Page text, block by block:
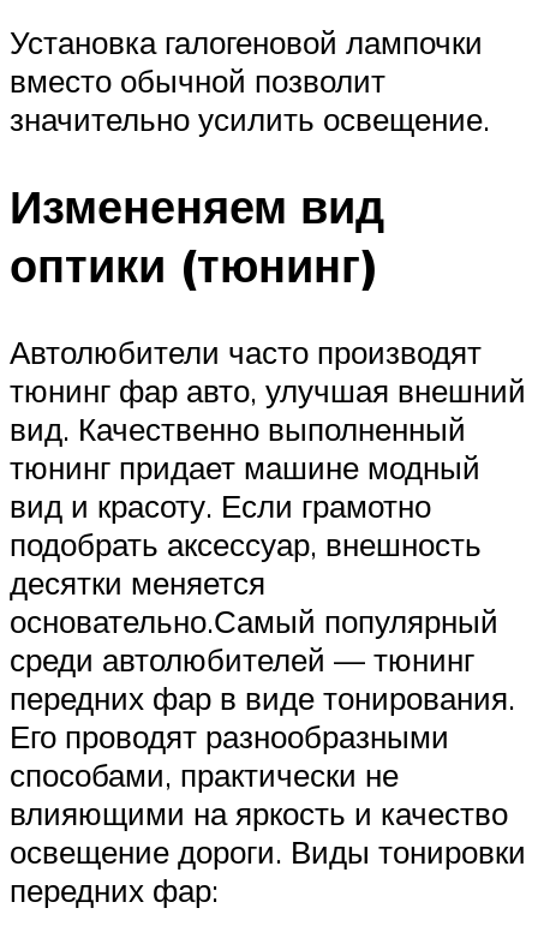
Установка галогеновой лампочки
вместо обычной позволит
значительно усилить освещение.
Измененяем вид
оптики (тюнинг)
Автолюбители часто производят
тюнинг фар авто, улучшая внешний
вид. Качественно выполненный
тюнинг придает машине модный
вид и красоту. Если грамотно
подобрать аксессуар, внешность
десятки меняется
основательно.Самый популярный
среди автолюбителей — тюнинг
передних фар в виде тонирования.
Его проводят разнообразными
способами, практически не
влияющими на яркость и качество
освещение дороги. Виды тонировки
передних фар: